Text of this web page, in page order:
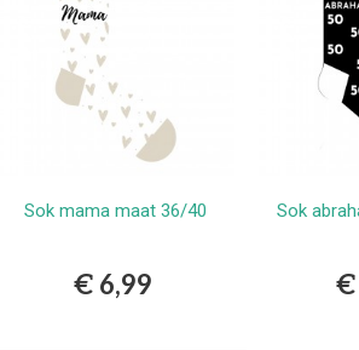
Bestellen
Sok mama maat 36/40
€ 6,99
Sok
€